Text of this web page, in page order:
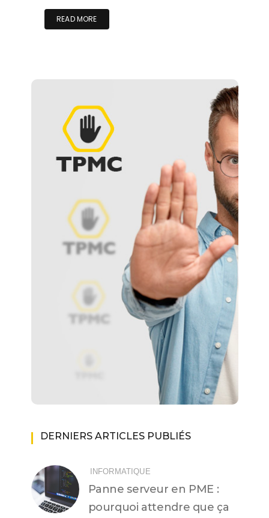
READ MORE
DERNIERS ARTICLES PUBLIÉS
INFORMATIQUE
Panne serveur en PME :
pourquoi attendre que ça